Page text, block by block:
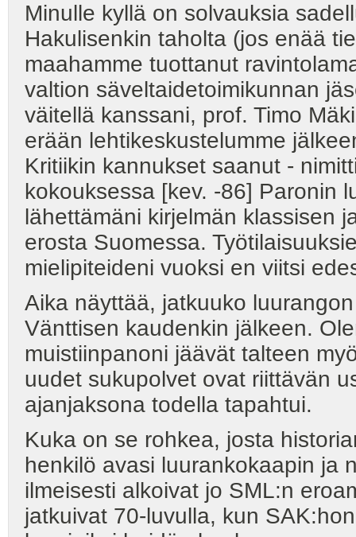
Minulle kyllä on solvauksia
Hakulisenkin taholta (jos enää
maahamme tuottanut
valtion säveltaidetoimikunnan
väitellä kanssani, prof. Timo
erään lehtikeskustelumme
Kritiikin kannukset saanut -
kokouksessa [kev. -86] Paronin
lähettämäni kirjelmän klassisen
erosta Suomessa.
mielipiteideni vuoksi en viitsi
Aika näyttää, jatkuuko
Vänttisen kaudenkin jälkeen.
muistiinpanoni jäävät talteen
uudet sukupolvet ovat riittävän
ajanjaksona todella tapahtui.
Kuka on se rohkea, josta
henkilö avasi luurankokaapin ja
ilmeisesti alkoivat jo SML:n
jatkuivat 70-luvulla, kun